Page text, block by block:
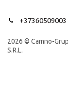
+37360509003
2026 © Camno-Grup
S.R.L.